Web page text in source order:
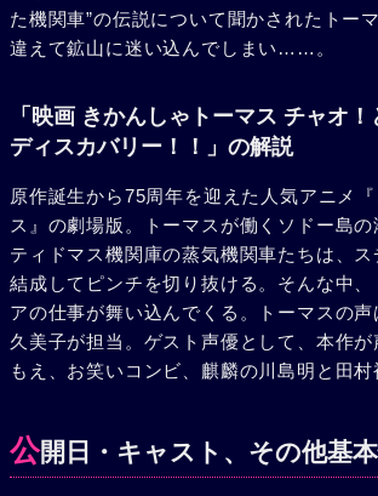
た機関車”の伝説について聞かされたトー
違えて鉱山に迷い込んでしまい……。
「映画 きかんしゃトーマス チャオ
ディスカバリー！！」の解説
原作誕生から75周年を迎えた人気アニメ
ス』の劇場版。トーマスが働くソドー島の
ティドマス機関庫の蒸気機関車たちは、
結成してピンチを切り抜ける。そんな中、
アの仕事が舞い込んでくる。トーマスの
久美子が担当。ゲスト声優として、本作
もえ、お笑いコンビ、麒麟の川島明と田村
公開日・キャスト、その他基